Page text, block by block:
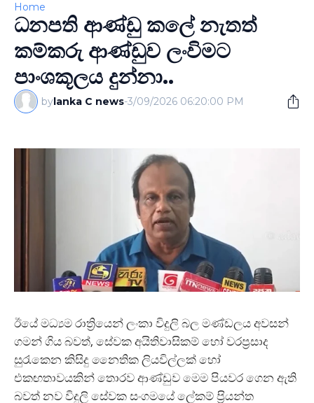
Home
ධනපති ආණ්ඩු කලේ නැතත්
කම්කරු ආණ්ඩුව ලංවිමට
පාංශකූලය දුන්නා..
bylanka C news-3/09/2026 06:20:00 PM
ඊයේ මධ්‍යම රාත්‍රියෙන්ලංකා විදුලි බල මණ්ඩලය අවසන්
ගමන් ගිය බවත්, සේවක අයිතිවාසිකම් හෝ වරප්‍රසාද
සුරැකෙන කිසිදු නෛතික ලියවිල්ලක් හෝ
එකඟතාවයකින් තොරව ආණ්ඩුව මෙම පියවර ගෙන ඇති
බවත්නව විදුලි සේවක සංගමයේ ලේකම් ප‍්‍රියන්ත